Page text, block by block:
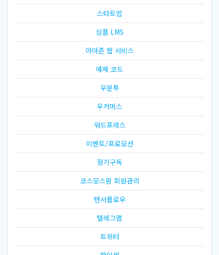
스타트업
심플 LMS
아마존 웹 서비스
예제 코드
우분투
우커머스
워드프레스
이벤트/프로모션
정기구독
코스모스팜 회원관리
텐서플로우
텔레그램
트위터